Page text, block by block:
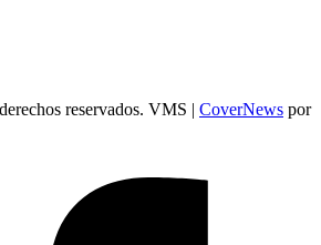
reservados. VMS | CoverNews por